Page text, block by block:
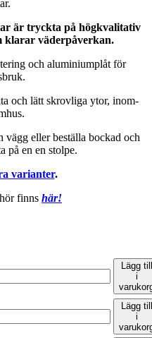
är tryckta på högkvalitativ
klarar väderpåverkan.
och aluminiumplåt för
och lätt skrovliga ytor, inom-
vägg eller beställa bockad och
på en en stolpe.
varianter.
finns här!
Lägg till
i
Lägg till
i